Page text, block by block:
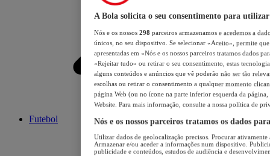
Futebol
A Bola solicita o seu consentimento para utilizar
Nós e os nossos 298 parceiros armazenamos e acedemos a
únicos, no seu dispositivo. Se selecionar «Aceito», permite
apresentadas em «Nós e os nossos parceiros tratamos dados
«Rejeitar tudo» ou retirar o seu consentimento, estas
alguns conteúdos e anúncios que vê poderão não ser tão
escolhas ou retirar o consentimento a qualquer momento
página Web (ou no ícone na parte inferior esquerda da página,
Website. Para mais informação, consulte a nossa política de
Nós e os nossos parceiros tratamos os dados
Utilizar dados de geolocalização precisos. Procurar
Armazenar e/ou aceder a informações num dispositivo.
publicidade e conteúdos, estudos de audiência e